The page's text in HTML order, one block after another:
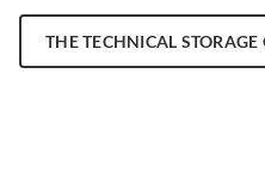
THE TECHNICAL STORAGE